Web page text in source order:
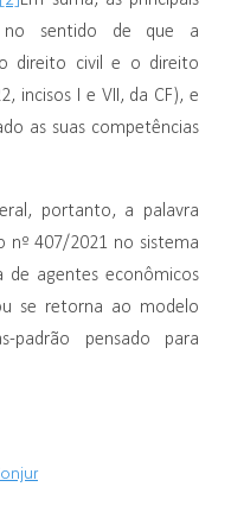
no sentido de que a
direito civil e o direito
incisos I e VII, da CF), e
as suas competências
portanto, a palavra
nº 407/2021 no sistema
de agentes econômicos
se retorna ao modelo
padrão pensado para